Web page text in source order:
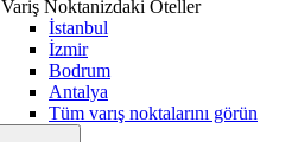
Variş Noktanizdaki Oteller
İstanbul
İzmir
Bodrum
Antalya
Tüm varış noktalarını görün